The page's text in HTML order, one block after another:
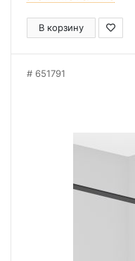
В корзину
651791